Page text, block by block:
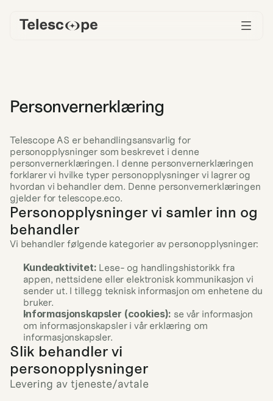
Personvernerklæring
Telescope AS er behandlingsansvarlig for
personopplysninger som beskrevet i denne
personvernerklæringen. I denne personvernerklæringen
forklarer vi hvilke typer personopplysninger vi lagrer og
hvordan vi behandler dem. Denne personvernerklæringen
gjelder for telescope.eco.
Personopplysninger vi samler inn og
behandler
Vi behandler følgende kategorier av personopplysninger:
Kundeaktivitet: Lese- og handlingshistorikk fra
appen, nettsidene eller elektronisk kommunikasjon vi
sender ut. I tillegg teknisk informasjon om enhetene du
bruker.
Informasjonskapsler (cookies): se vår informasjon
om informasjonskapsler i vår erklæring om
informasjonskapsler.
Slik behandler vi
personopplysninger
Levering av tjeneste/avtale